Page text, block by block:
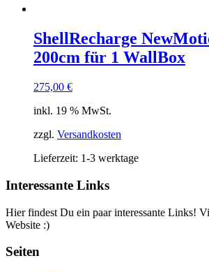
ShellRecharge
200cm für 1 WallBox
275,00 €
inkl. 19 % MwSt.
zzgl. Versandkosten
Lieferzeit: 1-3 werktage
Interessante Links
Hier findest Du ein paar interessante Links!
Website :)
Seiten